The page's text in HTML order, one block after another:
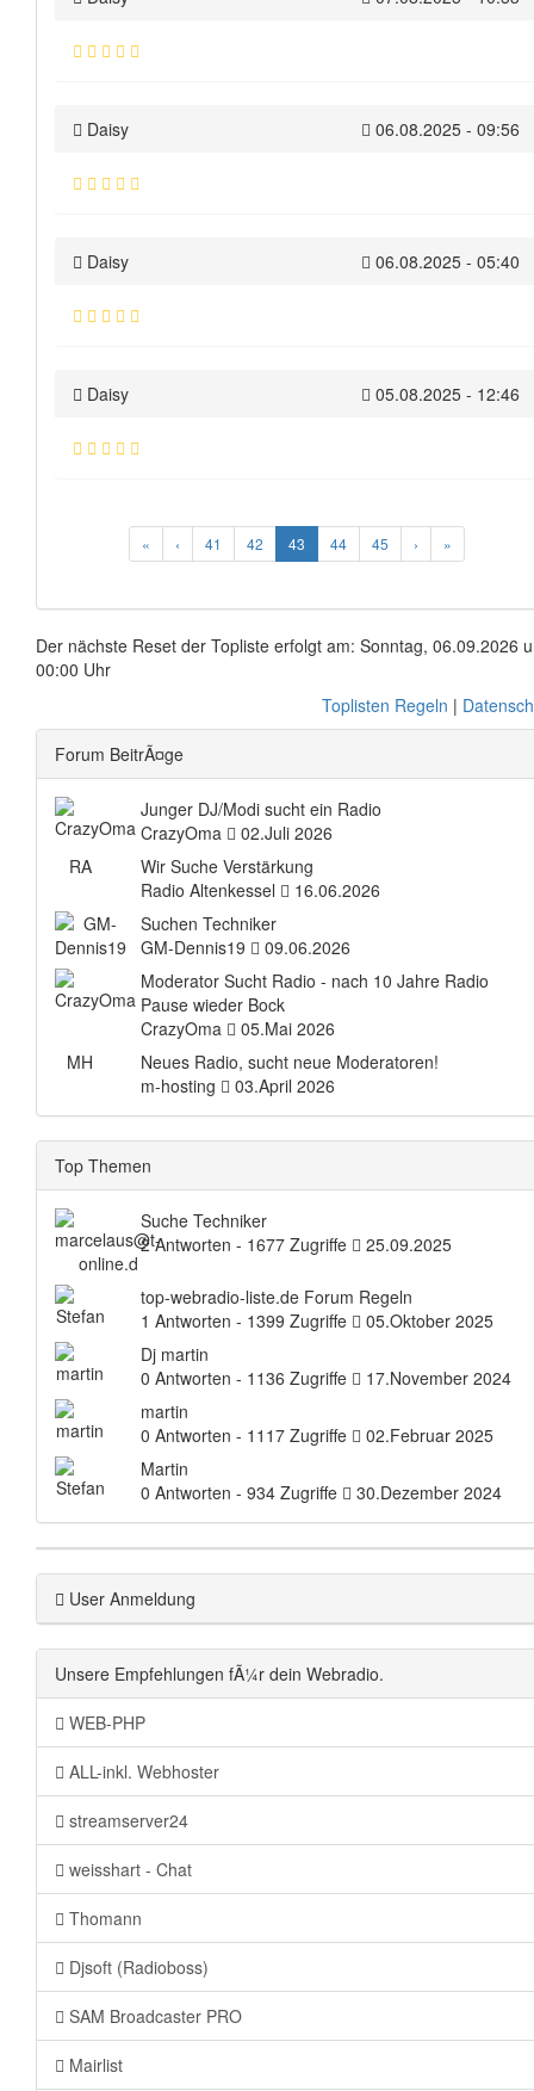
Daisy 06.08.2025 - 09:56
Daisy 06.08.2025 - 05:40
Daisy 05.08.2025 - 12:46
« ‹ 41 42 43 44 45 › »
Der nächste Reset der Topliste erfolgt am: Sonntag, 06.09.2026
00:00 Uhr
Toplisten Regeln |
Forum BeitrÃ¤ge
Junger DJ/Modi sucht ein Radio
CrazyOma
02.Juli 2026
RA
Wir Suche Verstärkung
Radio Altenkessel
16.06.2026
Suchen Techniker
GM-Dennis19
09.06.2026
Moderator Sucht Radio - nach 10 Jahre Radio
Pause wieder Bock
CrazyOma
05.Mai 2026
MH
Neues Radio, sucht neue Moderatoren!
m-hosting
03.April 2026
Top Themen
Suche Techniker
2 Antworten - 1677 Zugriffe
25.09.2025
top-webradio-liste.de Forum Regeln
1 Antworten - 1399 Zugriffe
05.Oktober 2025
Dj martin
0 Antworten - 1136 Zugriffe
17.November 2024
martin
0 Antworten - 1117 Zugriffe
02.Februar 2025
Martin
0 Antworten - 934 Zugriffe
30.Dezember 2024
User Anmeldung
Unsere Empfehlungen fÃ¼r dein Webradio.
WEB-PHP
ALL-inkl. Webhoster
streamserver24
weisshart - Chat
Thomann
Djsoft (Radioboss)
SAM Broadcaster PRO
Mairlist